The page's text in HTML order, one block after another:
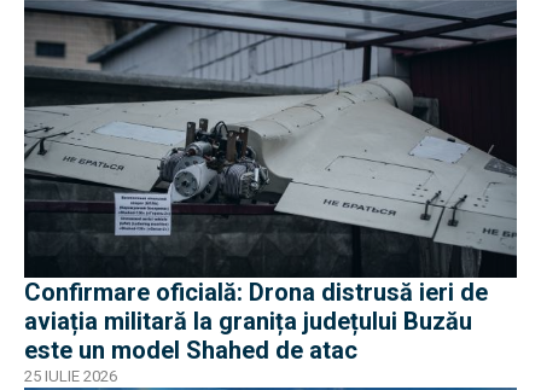
Confirmare oficială: Drona distrusă ieri de
aviația militară la granița județului Buzău
este un model Shahed de atac
25 IULIE 2026